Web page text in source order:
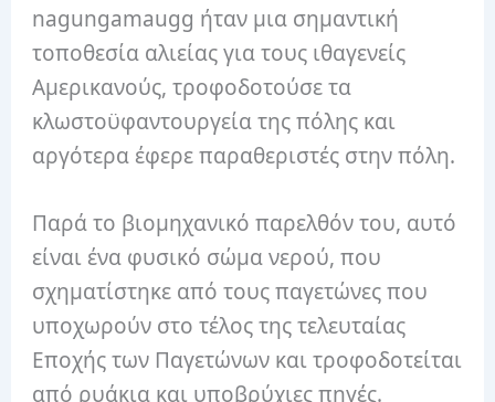
nagungamaugg ήταν μια σημαντική
τοποθεσία αλιείας για τους ιθαγενείς
Αμερικανούς, τροφοδοτούσε τα
κλωστοϋφαντουργεία της πόλης και
αργότερα έφερε παραθεριστές στην πόλη.
Παρά το βιομηχανικό παρελθόν του, αυτό
είναι ένα φυσικό σώμα νερού, που
σχηματίστηκε από τους παγετώνες που
υποχωρούν στο τέλος της τελευταίας
Εποχής των Παγετώνων και τροφοδοτείται
από ρυάκια και υποβρύχιες πηγές.